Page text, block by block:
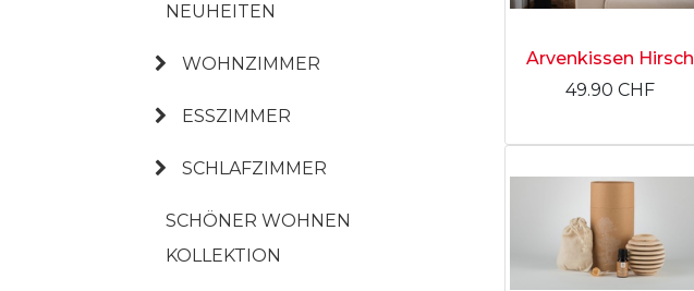
NEUHEITEN
WOHNZIMMER
ESSZIMMER
SCHLAFZIMMER
SCHÖNER WOHNEN
KOLLEKTION
Arvenkissen Hirsch
49.90 CHF